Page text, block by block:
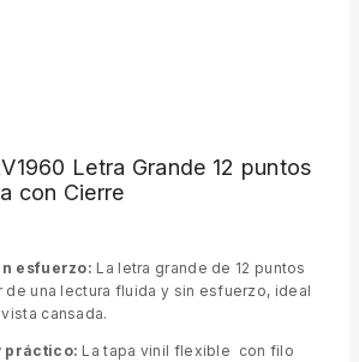
Letra Grande 12 puntos
con Cierre
esfuerzo: La letra grande de 12 puntos
una lectura fluida y sin esfuerzo, ideal
cansada.
práctico: La tapa vinil flexible con filo